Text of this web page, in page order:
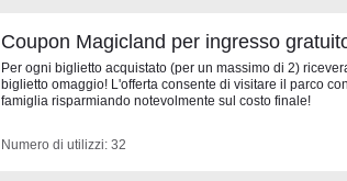
Coupon Magicland per ingresso
Per ogni biglietto acquistato (per un massimo di 2)
biglietto omaggio! L'offerta consente di visitare il parco
famiglia risparmiando notevolmente sul costo finale!
Numero di utilizzi: 32